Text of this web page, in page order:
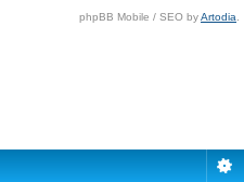
phpBB Mobile / SEO byArtodia